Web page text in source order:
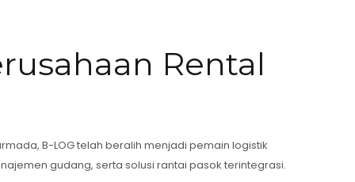
Rental
B-LOG telah beralih menjadi pemain logistik
gudang, serta solusi rantai pasok terintegrasi.